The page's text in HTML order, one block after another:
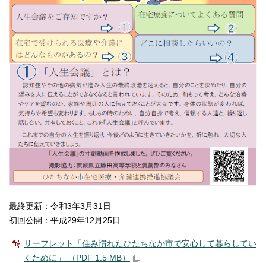
最終更新：令和3年3月31日
初回公開：平成29年12月25日
リーフレット「住み慣れたひたちなか市で安心して暮らしてい
くために」 （PDF 1.5 MB）